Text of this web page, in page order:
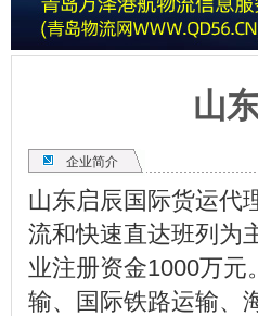
山
企业简介
山东启辰国际货运代
流和快速直达班列为
业注册资金1000万
输、国际铁路运输、